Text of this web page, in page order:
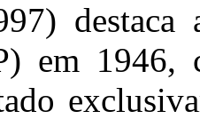
) em 1946,